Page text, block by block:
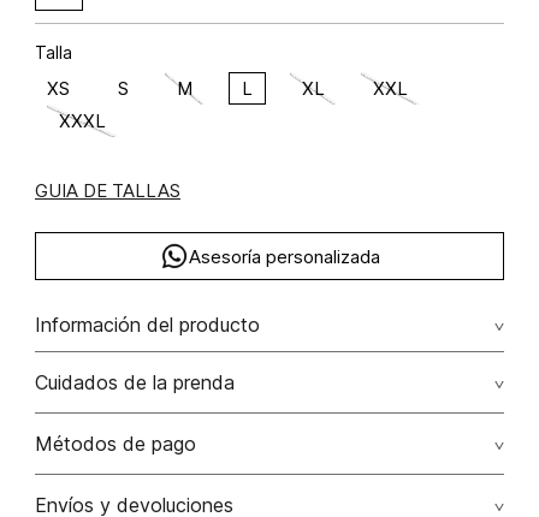
Talla
XS S M L XL
XXL
XXXL
GUIA DE TALLAS
Asesoría personalizada
Información del producto
algodón 98.9200000000 elastano 1.0800000000
Cuidados de la prenda
No remojar. no retorcer / ni exprimir. el acabado rústico de
No usar lejia
Métodos de pago
Tarjetas de crédito: Visa, Dinners, Master Card y American
Envíos y devoluciones